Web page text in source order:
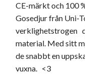
CE-märkt och 100
Gosedjur från Uni-
verklighetstrogen
material. Med sitt
de snabbt en
vuxna. <3